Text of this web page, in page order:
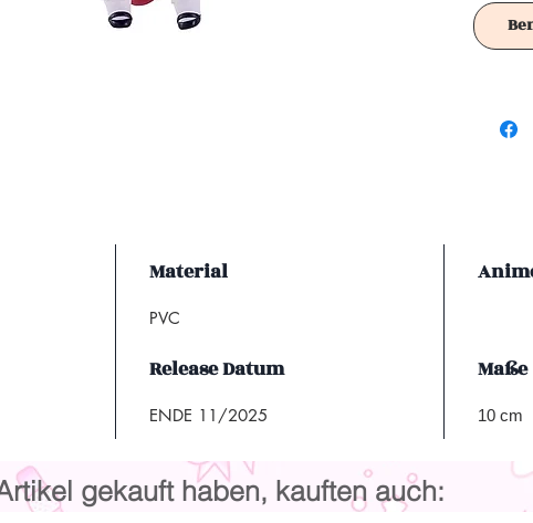
Material
PVC
Release Datum
ENDE 11/2025
Maße
10 cm
gekauft haben, kauften auch: